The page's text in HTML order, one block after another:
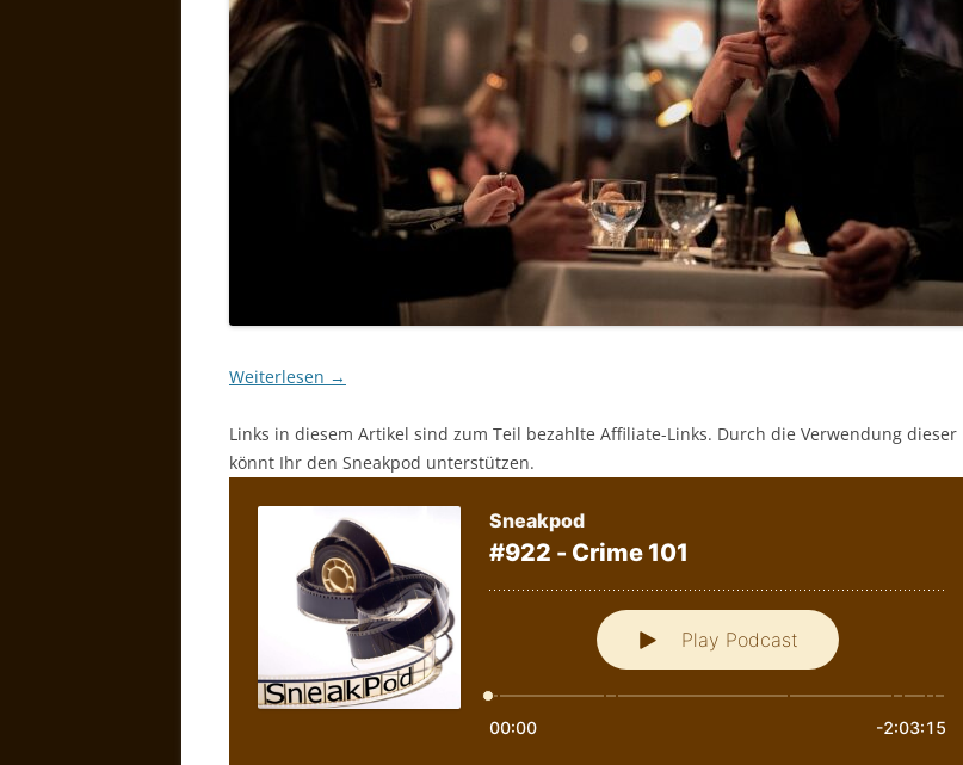
Weiterlesen →
Links in diesem Artikel sind zum Teil bezahlte Affiliate-Links. Durch die Verwendung dieser
könnt Ihr den Sneakpod unterstützen.